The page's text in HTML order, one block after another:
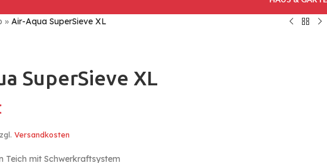
» Air-Aqua SuperSieve XL
SuperSieve XL
Versandkosten
Teich mit Schwerkraftsystem